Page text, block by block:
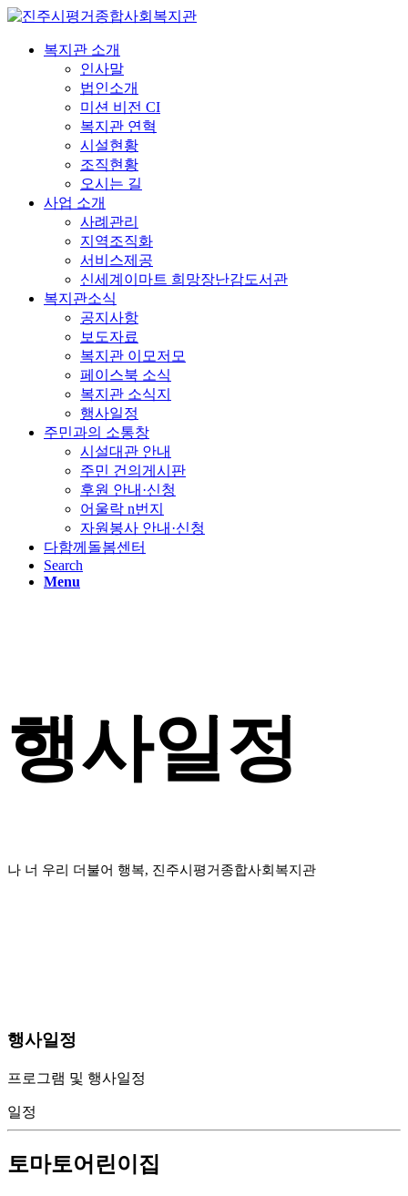
복지관 소개
인사말
법인소개
미션 비전 CI
복지관 연혁
시설현황
조직현황
오시는 길
사업 소개
사례관리
지역조직화
서비스제공
신세계이마트 희망장난감도서관
복지관소식
공지사항
보도자료
복지관 이모저모
페이스북 소식
복지관 소식지
행사일정
주민과의 소통창
시설대관 안내
주민 건의게시판
후원 안내·신청
어울락 n번지
자원봉사 안내·신청
다함께돌봄센터
Search
Menu
행사일정
나 너 우리 더불어 행복, 진주시평거종합사회복지관
행사일정
프로그램 및 행사일정
일정
토마토어린이집